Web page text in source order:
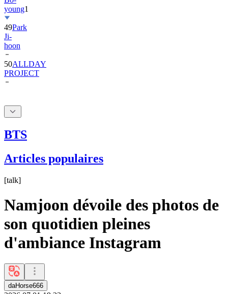
49Park
Ji-
hoon
50ALLDAY
PROJECT
BTS
Articles populaires
[talk]
Namjoon dévoile des photos de
son quotidien pleines
d'ambiance Instagram
daHorse666